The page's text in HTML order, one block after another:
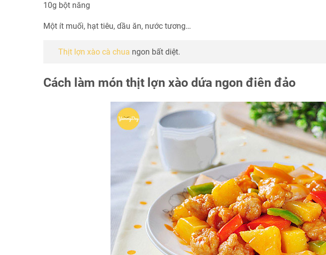
10g bột năng
Một ít muối, hạt tiêu, dầu ăn, nước tương…
Thịt lợn xào cà chua ngon bất diệt.
Cách làm món thịt lợn xào dứa ngon điên đảo